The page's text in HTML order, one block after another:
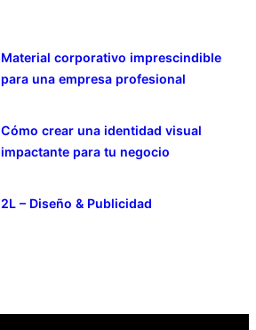
Material corporativo imprescindible
para una empresa profesional
Cómo crear una identidad visual
impactante para tu negocio
2L – Diseño & Publicidad